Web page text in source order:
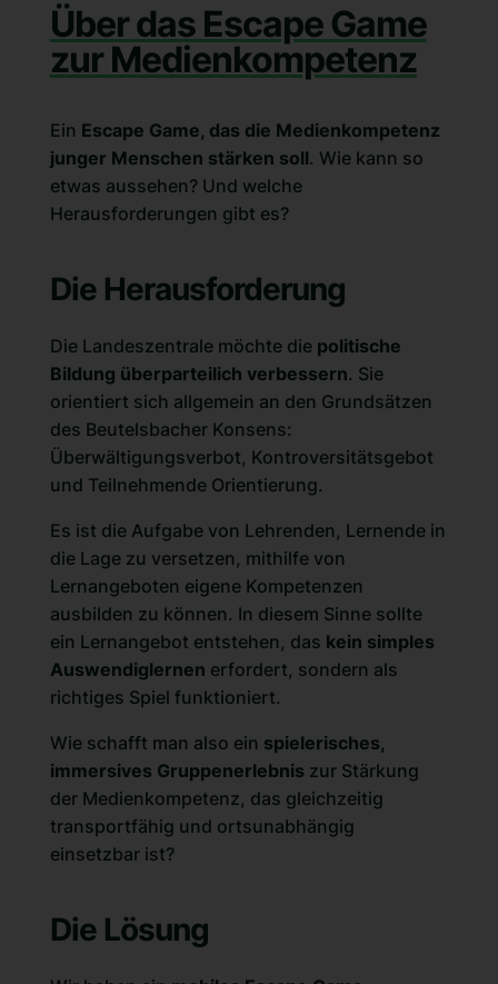
Über das Escape Game
zur Medienkompetenz
Ein Escape Game, das die Medienkompetenz
junger Menschen stärken soll. Wie kann so
etwas aussehen? Und welche
Herausforderungen gibt es?
Die Herausforderung
Die Landeszentrale möchte die politische
Bildung überparteilich verbessern. Sie
orientiert sich allgemein an den Grundsätzen
des Beutelsbacher Konsens:
Überwältigungsverbot, Kontroversitätsgebot
und Teilnehmende Orientierung.
Es ist die Aufgabe von Lehrenden, Lernende in
die Lage zu versetzen, mithilfe von
Lernangeboten eigene Kompetenzen
ausbilden zu können. In diesem Sinne sollte
ein Lernangebot entstehen, das kein simples
Auswendiglernen erfordert, sondern als
richtiges Spiel funktioniert.
Wie schafft man also ein spielerisches,
immersives Gruppenerlebnis zur Stärkung
der Medienkompetenz, das gleichzeitig
transportfähig und ortsunabhängig
einsetzbar ist?
Die Lösung